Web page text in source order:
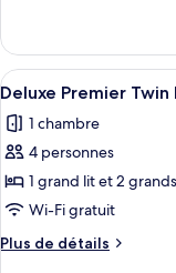
Suite
Junior
le
type
de
Suite
Junior
Afficher
toutes
les
photos
pour
ce
type
de
14
Deluxe Premier
1 chambre
4 personnes
1 grand lit et 2
Wi-Fi gratuit
Plus de détails
Plus